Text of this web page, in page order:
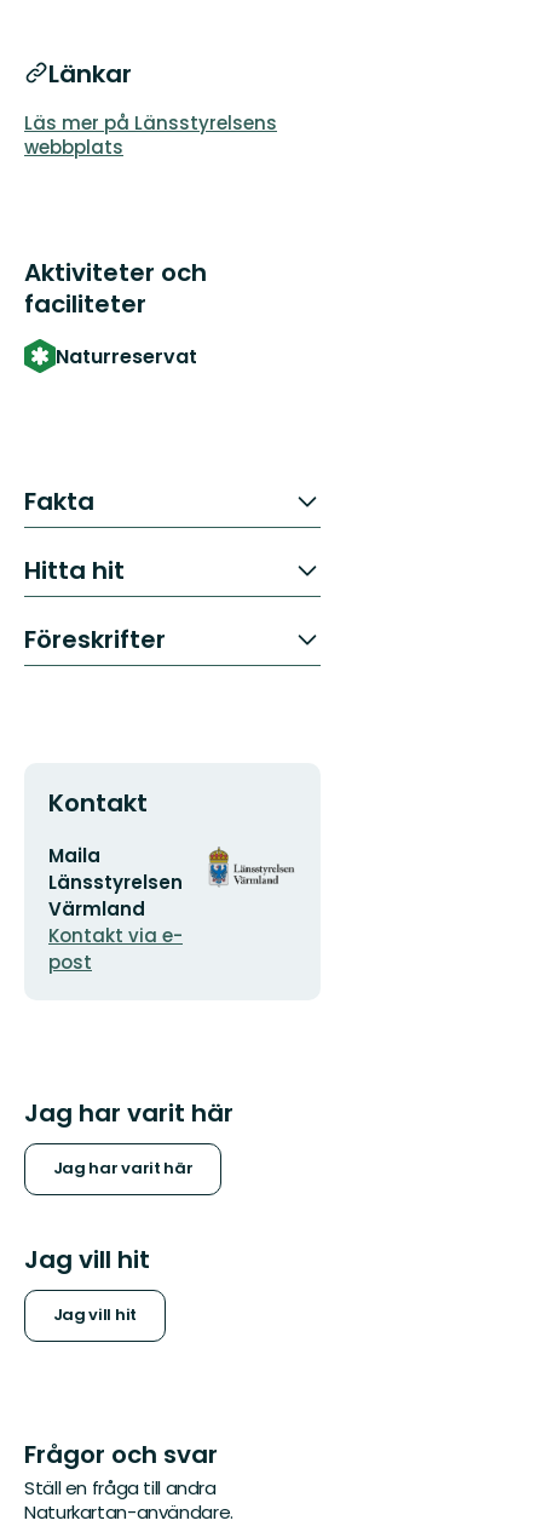
Länkar
Läs mer på Länsstyrelsens
webbplats
Aktiviteter och
faciliteter
Naturreservat
Fakta
Hitta hit
Föreskrifter
Kontakt
E-
postadress
Maila
Länsstyrelsen
Värmland
Kontakt via e-
post
Organisationens
logotyp
Jag har varit här
Jag har varit här
Jag vill hit
Jag vill hit
Frågor och svar
Ställ en fråga till andra
Naturkartan-användare.